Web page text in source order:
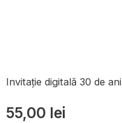
Invitație digitală 30 de ani
55,00 lei